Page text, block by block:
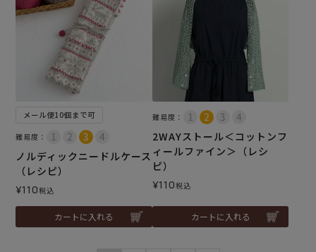
メール便10個まで可
難易度：
ノルディックニードルケース
（レシピ）
¥110税込
カートに入れる
難易度：
2WAYストール＜コットンフ
ィールファイン＞（レシ
ピ）
¥110税込
カートに入れる